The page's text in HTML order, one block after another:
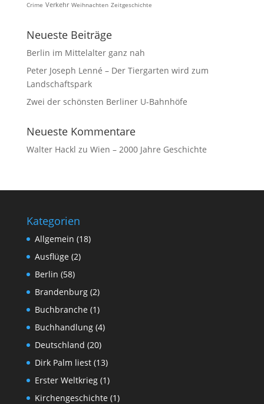
Crime Verkehr Weihnachten Zeitgeschichte
Neueste Beiträge
Berlin im Mittelalter ganz nah
Peter Joseph Lenné – Der Tiergarten wird zum
Landschaftspark
Zwei der schönsten Berliner U-Bahnhöfe
Neueste Kommentare
Walter Hackl zu Wien – 2000 Jahre Geschichte
Kategorien
Allgemein (18)
Ausflüge(2)
Berlin (58)
Brandenburg(2)
Buchbranche(1)
Buchhandlung(4)
Deutschland (20)
Dirk Palm liest(13)
Erster Weltkrieg(1)
Kirchengeschichte(1)